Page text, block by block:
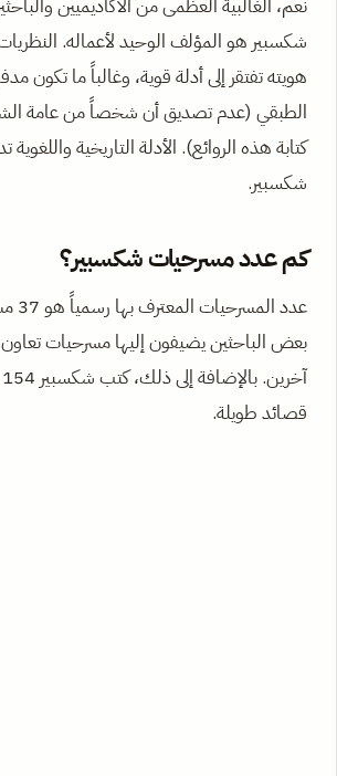
نعم، الغالبية العظمى من الأكاديميين
شكسبير هو المؤلف الوحيد لأعماله.
هويته تفتقر إلى أدلة قوية، وغالباً ما تكون
الطبقي (عدم تصديق أن شخصاً من عامة
كتابة هذه الروائع). الأدلة التاريخية
شكسبير.
كم عدد مسرحيات شكسبير؟
عدد
بعض الباحثين يضيفون إليها مسرحيات
قصائد طويلة.